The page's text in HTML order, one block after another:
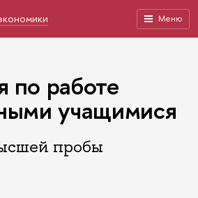
Меню
по работе
учащимися
пробы